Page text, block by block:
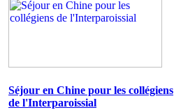
Séjour en Chine pour les collégiens
de l'Interparoissial